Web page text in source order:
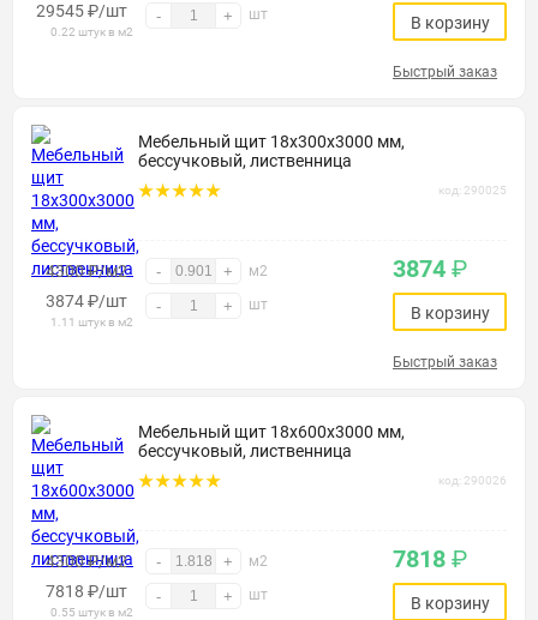
29545₽/шт
0.22 штук в м2
- + шт В корзину
Быстрый заказ
Мебельный щит 18х300х3000 мм,
бессучковый, лиственница
код: 290025
4300 ₽/м2 - + м2
3874₽/шт
1.11 штук в м2
- + шт
3874 ₽
В корзину
Быстрый заказ
Мебельный щит 18х600х3000 мм,
бессучковый, лиственница
код: 290026
4300 ₽/м2 - + м2
7818 ₽/шт
0.55 штук в м2
- + шт
7818 ₽
В корзину